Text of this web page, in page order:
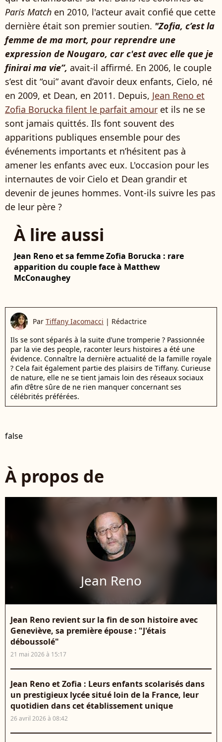
Paris Match en 2010, l'acteur avait confié que cette
dernière était son premier soutien. "Zofia, c’est la
femme de ma mort, pour reprendre une
expression de Nougaro, car c'est avec elle que je
finirai ma vie”, avait-il affirmé. En 2006, le couple
s’est dit “oui” avant d’avoir deux enfants, Cielo, né
en 2009, et Dean, en 2011. Depuis, Jean Reno et
Zofia Borucka filent le parfait amour et ils ne se
sont jamais quittés. Ils font souvent des
apparitions publiques ensemble pour des
événements importants et n’hésitent pas à
amener les enfants avec eux. L'occasion pour les
internautes de voir Cielo et Dean grandir et
devenir de jeunes hommes. Vont-ils suivre les pas
de leur père ?
À lire aussi
Jean Reno et sa femme Zofia Borucka : rare
apparition du couple face à Matthew
McConaughey
Par Tiffany Iacomacci | Rédactrice
Ils se sont séparés à la suite d’une tromperie ? Passionnée
par la vie des people, raconter leurs histoires a été une
évidence. Connaître la dernière actualité de la famille royale
? Cela fait également partie des plaisirs de Tiffany. Curieuse
de nature, elle ne se tient jamais loin des réseaux sociaux
afin d’être sûre de ne rien manquer concernant ses
célébrités préférées.
false
À propos de
Jean Reno
Jean Reno revient sur la fin de son histoire avec
Geneviève, sa première épouse : "J'étais
déboussolé"
21 mai 2026 à 15:17
Jean Reno et Zofia : Leurs enfants scolarisés dans
un prestigieux lycée situé loin de la France, leur
quotidien dans cet établissement unique
26 avril 2026 à 08:42